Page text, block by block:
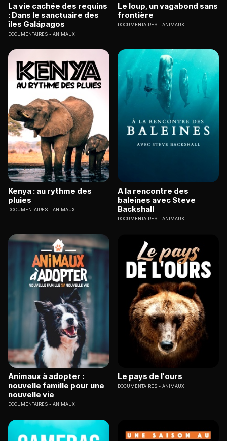
La vie cachée des requins
: Dans le sanctuaire des
îles Galápagos
DOCUMENTAIRES ANIMAUX
Le loup, un vagabond sans
frontière
DOCUMENTAIRES ANIMAUX
Kenya : au rythme des
pluies
DOCUMENTAIRES ANIMAUX
A la rencontre des
baleines avec Steve
Backshall
DOCUMENTAIRES ANIMAUX
Animaux à adopter :
nouvelle famille pour une
nouvelle vie
DOCUMENTAIRES ANIMAUX
Le pays de l'ours
DOCUMENTAIRES ANIMAUX